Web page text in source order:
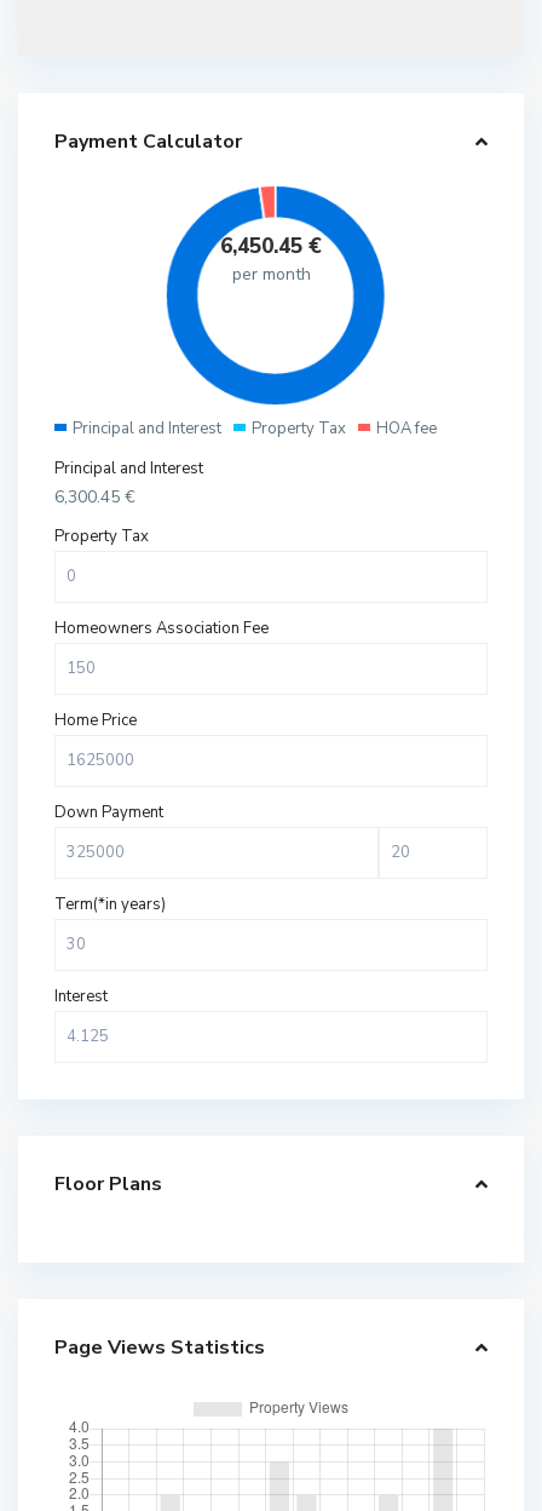
Payment Calculator
6,450.45 €
per month
Principal and Interest Property Tax
HOA fee
Principal and Interest
6,300.45 €
Property Tax
Homeowners Association Fee
Home Price
Down Payment
Term(*in years)
Interest
Floor Plans
Page Views Statistics